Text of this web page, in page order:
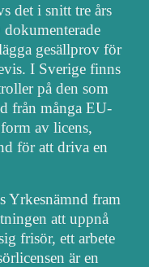
det i snitt tre års
gesällprov för
I Sverige finns
på den som
från många EU-
av licens,
för att driva en
Yrkesnämnd fram
att uppnå
frisör, ett arbete
är en